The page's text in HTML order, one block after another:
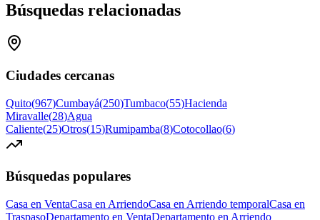
Búsquedas relacionadas
Ciudades cercanas
Quito(967)Cumbayá(250)Tumbaco(55)Hacienda
Miravalle(28)Agua
Caliente(25)Otros(15)Rumipamba(8)Cotocollao(6)
Búsquedas populares
Casa en VentaCasa en ArriendoCasa en Arriendo temporalCasa en
TraspasoDepartamento en VentaDepartamento en Arriendo